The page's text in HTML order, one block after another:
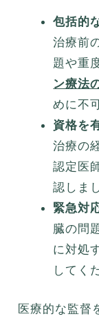
包括的
治療前
題や重
ン療法
めに不
資格を
治療の
認定医
認しま
緊急対
臓の問
に対処
してく
医療的な監督